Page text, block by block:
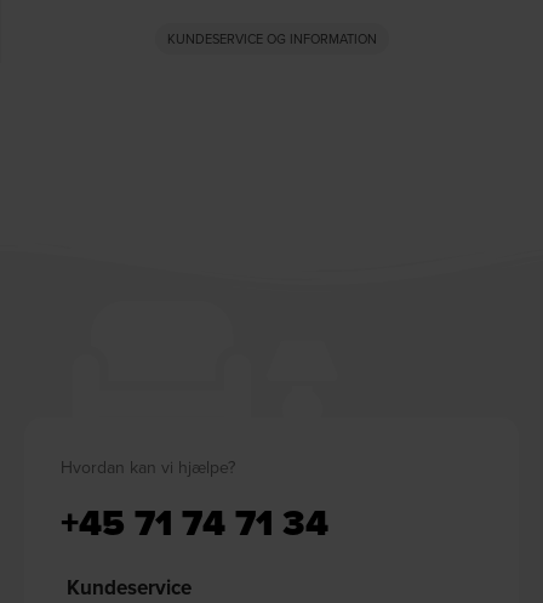
KUNDESERVICE OG INFORMATION
Hvordan kan vi hjælpe?
+45 71 74 71 34
Kundeservice